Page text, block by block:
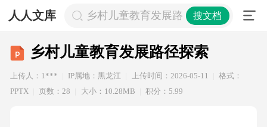
人人文库 乡村儿童教育发展路径探索
搜文档
乡村儿童教育发展路径探索
上传人：1*** IP属地：黑龙江 上传时间：2026-05-11
格式：
PPTX
页数：28 大小：10.28MB 积分：5.99